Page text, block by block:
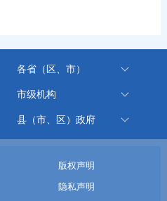
各省（区、市）
市级机构
县（市、区）政府
版权声明
隐私声明